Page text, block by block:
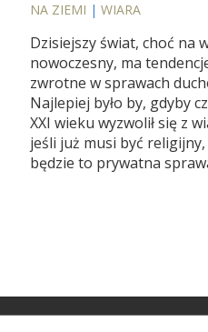
NA ZIEMI | WIARA
Dzisiejszy świat, choć na
nowoczesny, ma
zwrotne w sprawach
Najlepiej było by, gdyby
XXI wieku wyzwolił się z
jeśli już musi być
będzie to prywatna